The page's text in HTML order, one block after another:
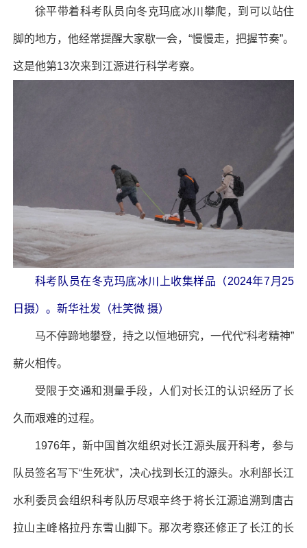
徐平带着科考队员向冬克玛底冰川攀爬，到可以站住
脚的地方，他经常提醒大家歇一会，“慢慢走，把握节奏”。
这是他第13次来到江源进行科学考察。
科考队员在冬克玛底冰川上收集样品（2024年7月25
日摄）。新华社发（杜笑微 摄）
马不停蹄地攀登，持之以恒地研究，一代代“科考精神”
薪火相传。
受限于交通和测量手段，人们对长江的认识经历了长
久而艰难的过程。
1976年，新中国首次组织对长江源头展开科考，参与
队员签名写下“生死状”，决心找到长江的源头。水利部长江
水利委员会组织科考队历尽艰辛终于将长江源追溯到唐古
拉山主峰格拉丹东雪山脚下。那次考察还修正了长江的长